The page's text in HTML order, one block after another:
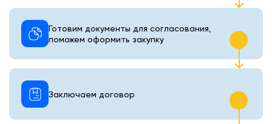
Готовим документы для согласования,
поможем оформить закупку
Заключаем договор